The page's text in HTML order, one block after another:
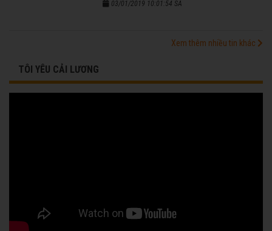
03/01/2019 10:01:54 SA
Xem thêm nhiều tin khác
TÔI YÊU CẢI LƯƠNG